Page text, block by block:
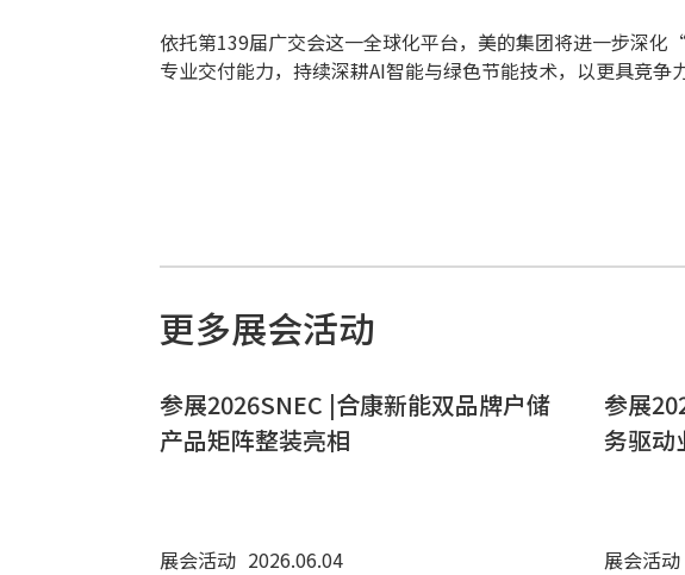
依托第139届广交会这一全球化平台，美的集团将进一步深
专业交付能力，持续深耕AI智能与绿色节能技术，以更具竞争
更多展会活动
参展2026SNEC |合康新能双品牌户储
产品矩阵整装亮相
展会活动 2026.06.04
参展
务驱动
展会活动